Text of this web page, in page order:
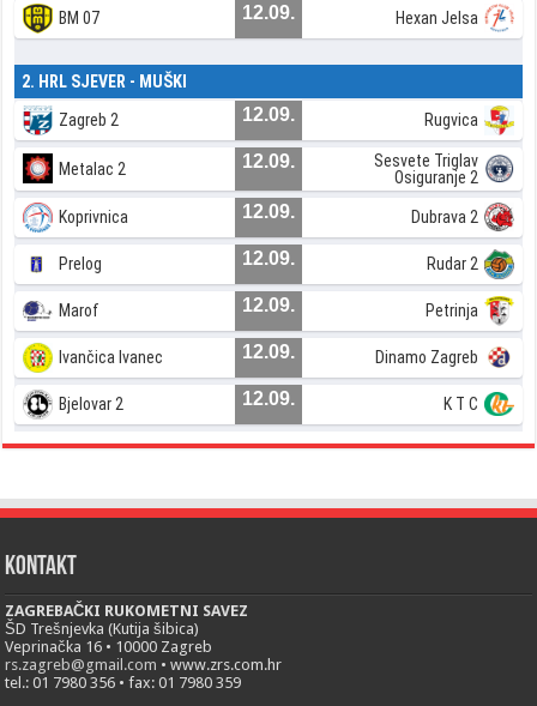
BM 07 12.09. Hexan Jelsa
2. HRL SJEVER - MUŠKI
Zagreb 2 12.09. Rugvica
Metalac 2 12.09.
Sesvete Triglav
Osiguranje 2
Koprivnica 12.09. Dubrava 2
Prelog 12.09. Rudar 2
Marof 12.09. Petrinja
Ivančica Ivanec 12.09. Dinamo Zagreb
Bjelovar 2 12.09. K T C
Kontakt
ZAGREBAČKI RUKOMETNI SAVEZ
ŠD Trešnjevka (Kutija šibica)
Veprinačka 16 • 10000 Zagreb
rs.zagreb@gmail.com • www.zrs.com.hr
tel.: 01 7980 356 • fax: 01 7980 359